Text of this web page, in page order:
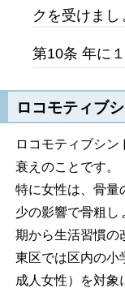
クを受けまし
第10条 年に
ロコモティブ
ロコモティブシ
衰えのことです。
特に女性は、骨量
少の影響で骨粗し
期から生活習慣の
東区では区内の小
成人女性）を対象